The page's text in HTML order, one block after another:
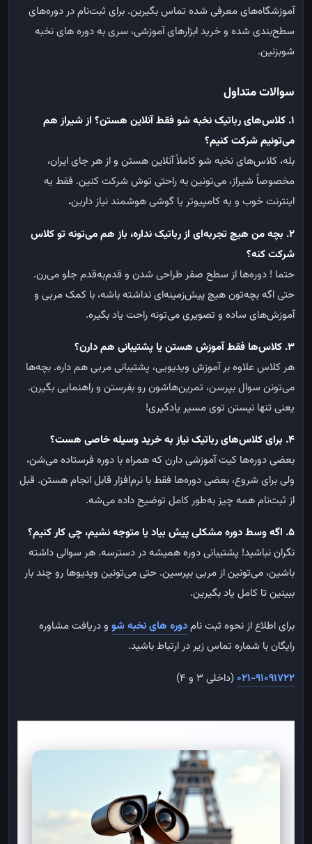
آموزشگاه‌های معرفی شده تماس بگیرین. برای ثبت‌نام در دوره‌های
سطح‌بندی شده و خرید ابزارهای آموزشی، سری به دوره های نخبه
شوبزنین.
سوالات متداول
۱. کلاس‌های رباتیک نخبه شو فقط آنلاین هستن؟ از شیراز هم
می‌تونیم شرکت کنیم؟
بله، کلاس‌های نخبه شو کاملاً آنلاین هستن و از هر جای ایران،
مخصوصاً شیراز، می‌تونین به راحتی توش شرکت کنین. فقط یه
اینترنت خوب و یه کامپیوتر یا گوشی هوشمند نیاز دارین.
۲. بچه من هیچ تجربه‌ای از رباتیک نداره، باز هم می‌تونه تو کلاس
شرکت کنه؟
حتما ! دوره‌ها از سطح صفر طراحی شدن و قدم‌به‌قدم جلو می‌رن.
حتی اگه بچه‌تون هیچ پیش‌زمینه‌ای نداشته باشه، با کمک مربی و
آموزش‌های ساده و تصویری می‌تونه راحت یاد بگیره.
۳. کلاس‌ها فقط آموزش هستن یا پشتیبانی هم دارن؟
هر کلاس علاوه بر آموزش ویدیویی، پشتیبانی مربی هم داره. بچه‌ها
می‌تونن سوال بپرسن، تمرین‌هاشون رو بفرستن و راهنمایی بگیرن.
یعنی تنها نیستن توی مسیر یادگیری!
۴. برای کلاس‌های رباتیک نیاز به خرید وسیله خاصی هست؟
بعضی دوره‌ها کیت آموزشی دارن که همراه با دوره فرستاده می‌شن،
ولی برای شروع، بعضی دوره‌ها فقط با نرم‌افزار قابل انجام هستن. قبل
از ثبت‌نام همه چیز به‌طور کامل توضیح داده می‌شه.
5
. اگه وسط دوره مشکلی پیش بیاد یا متوجه نشیم، چی کار کنیم؟
نگران نباشید! پشتیبانی دوره همیشه در دسترسه. هر سوالی داشته
باشین، می‌تونین از مربی بپرسین. حتی می‌تونین ویدیوها رو چند بار
ببینین تا کامل یاد بگیرین.
برای اطلاع از نحوه ثبت نامدوره های نخبه شو و دریافت مشاوره
رایگان با شماره تماس زیر در ارتباط باشید.
021-91091722 (داخلی 3 و 4)